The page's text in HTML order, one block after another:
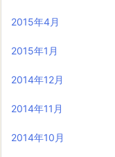
2015年4月
2015年1月
2014年12月
2014年11月
2014年10月